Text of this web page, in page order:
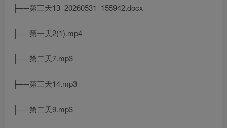
├──第三天13_20260531_155942.docx
├──第一天2(1).mp4
├──第二天7.mp3
├──第三天14.mp3
├──第二天9.mp3